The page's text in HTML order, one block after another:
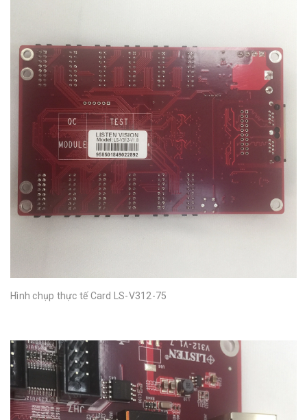
Hình chụp thực tế Card LS-V312-75